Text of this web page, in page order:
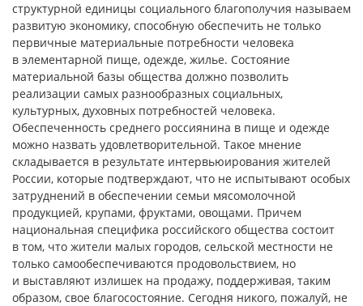
структурной единицы социального благополучия называем
развитую экономику, способную обеспечить не только
первичные материальные потребности человека
в элементарной пище, одежде, жилье. Состояние
материальной базы общества должно позволить
реализации самых разнообразных социальных,
культурных, духовных потребностей человека.
Обеспеченность среднего россиянина в пище и одежде
можно назвать удовлетворительной. Такое мнение
складывается в результате интервьюирования жителей
России, которые подтверждают, что не испытывают особых
затруднений в обеспечении семьи мясомолочной
продукцией, крупами, фруктами, овощами. Причем
национальная специфика российского общества состоит
в том, что жители малых городов, сельской местности не
только самообеспечиваются продовольствием, но
и выставляют излишек на продажу, поддерживая, таким
образом, свое благосостояние. Сегодня никого, пожалуй, не